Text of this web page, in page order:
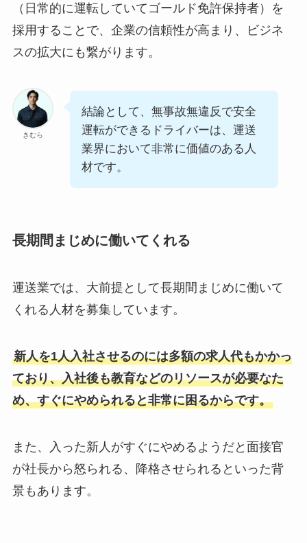
（日常的に運転していてゴールド免許保持者）を
採用することで、企業の信頼性が高まり、ビジネ
スの拡大にも繋がります。
きむら
結論として、無事故無違反で安全
運転ができるドライバーは、運送
業界において非常に価値のある人
材です。
長期間まじめに働いてくれる
運送業では、大前提として長期間まじめに働いて
くれる人材を募集しています。
新人を1人入社させるのには多額の求人代もかかっ
ており、入社後も教育などのリソースが必要なた
め、すぐにやめられると非常に困るからです。
また、入った新人がすぐにやめるようだと面接官
が社長から怒られる、降格させられるといった背
景もあります。